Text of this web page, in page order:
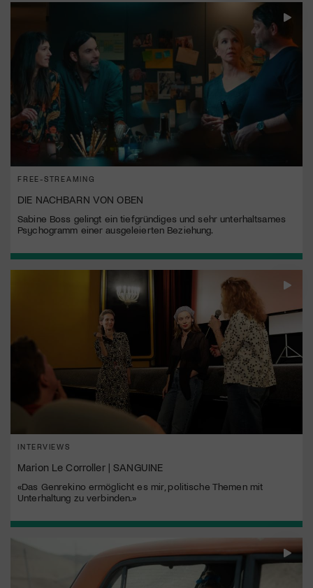
FREE-STREAMING
DIE NACHBARN VON OBEN
Sabine Boss gelingt ein tiefgründiges und sehr unterhaltsames
Psychogramm einer ausgeleierten Beziehung.
INTERVIEWS
Marion Le Corroller | SANGUINE
«Das Genrekino ermöglicht es mir, politische Themen mit
Unterhaltung zu verbinden.»